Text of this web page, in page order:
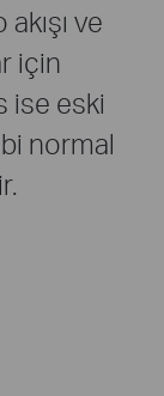
ve
için
ise eski
normal